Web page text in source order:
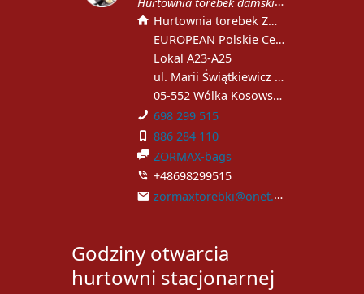
Hurtownia torebek ZORMAX
EUROPEAN Polskie Centrum Handlowe
Lokal A23-A25
ul. Marii Świątkiewicz 51
05-552 Wólka Kosowska
698 299 515
886 284 110
ZORMAX-bags
+48698299515
zormaxtorebki@onet.pl
Godziny otwarcia
hurtowni stacjonarnej